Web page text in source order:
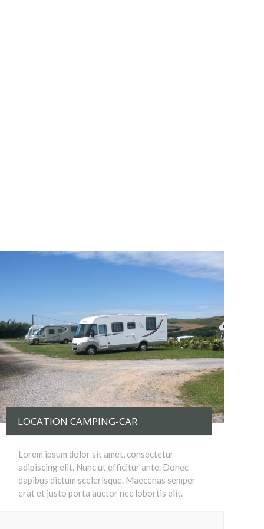
LOCATION CAMPING-CAR
Lorem ipsum dolor sit amet, consectetur
adipiscing elit. Nunc ut efficitur ante. Donec
dapibus dictum scelerisque. Maecenas semper
erat et justo porta auctor nec lobortis elit.